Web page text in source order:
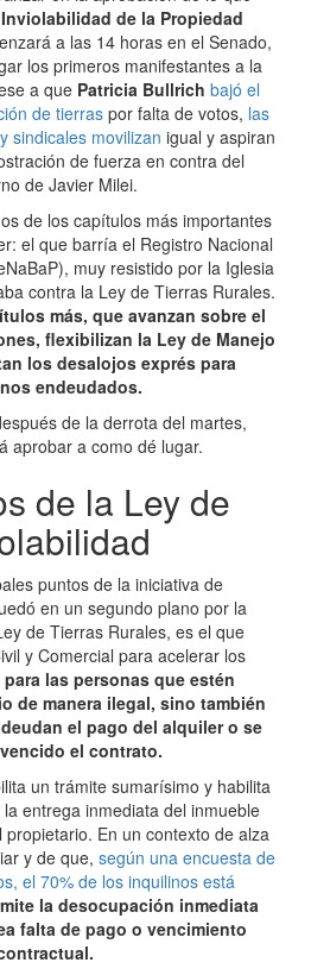
de la Propiedad
a las 14 horas en el Senado,
los primeros manifestantes a la
a que Patricia Bullrich bajó el
de tierras por falta de votos, las
sindicales movilizan igual y aspiran
de fuerza en contra del
de Javier Milei.
de los capítulos más importantes
el que barría el Registro Nacional
muy resistido por la Iglesia
contra la Ley de Tierras Rurales.
más, que avanzan sobre el
flexibilizan la Ley de Manejo
los desalojos exprés para
endeudados.
de la derrota del martes,
aprobar a como dé lugar.
de la Ley de
puntos de la iniciativa de
en un segundo plano por la
de Tierras Rurales, es el que
y Comercial para acelerar los
las personas que estén
de manera ilegal, sino también
el pago del alquiler o se
el contrato.
un trámite sumarísimo y habilita
entrega inmediata del inmueble
En un contexto de alza
y de que, según una encuesta de
el 70% de los inquilinos está
la desocupación inmediata
falta de pago o vencimiento